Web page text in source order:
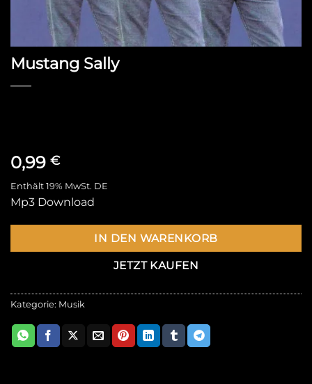
Mustang Sally
0,99 €
Enthält 19% MwSt. DE
Mp3 Download
IN DEN WARENKORB
JETZT KAUFEN
Kategorie: Musik